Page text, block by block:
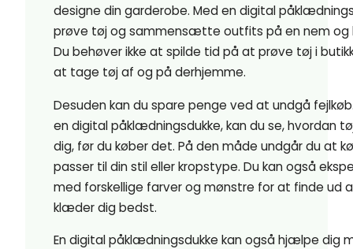
designe din garderobe. Med en digital
prøve tøj og sammensætte outfits på en nem og
Du behøver ikke at spilde tid på at prøve tøj i
at tage tøj af og på derhjemme.
Desuden kan du spare penge ved at undgå
en digital påklædningsdukke, kan du se, hvordan
dig, før du køber det. På den måde undgår du at
passer til din stil eller kropstype. Du kan også
med forskellige farver og mønstre for at finde ud
klæder dig bedst.
En digital påklædningsdukke kan også hjælpe dig